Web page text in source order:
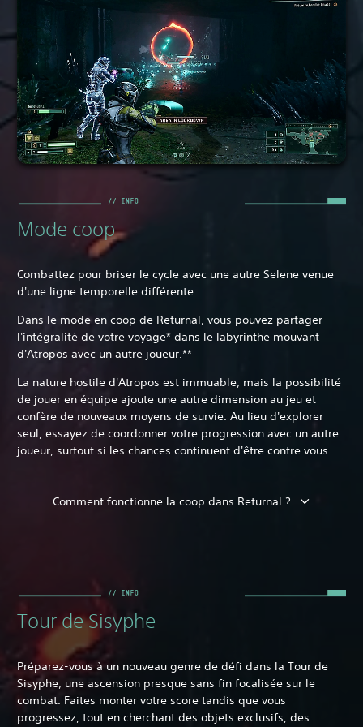
Mode coop
Combattez pour briser le cycle avec une autre Selene venue
d'une ligne temporelle différente.
Dans le mode en coop de Returnal, vous pouvez partager
l'intégralité de votre voyage* dans le labyrinthe mouvant
d'Atropos avec un autre joueur.**
La nature hostile d'Atropos est immuable, mais la possibilité
de jouer en équipe ajoute une autre dimension au jeu et
confère de nouveaux moyens de survie. Au lieu d'explorer
seul, essayez de coordonner votre progression avec un autre
joueur, surtout si les chances continuent d'être contre vous.
Comment fonctionne la coop dans Returnal ?
Tour de Sisyphe
Préparez-vous à un nouveau genre de défi dans la Tour de
Sisyphe, une ascension presque sans fin focalisée sur le
combat. Faites monter votre score tandis que vous
progressez, tout en cherchant des objets exclusifs, des